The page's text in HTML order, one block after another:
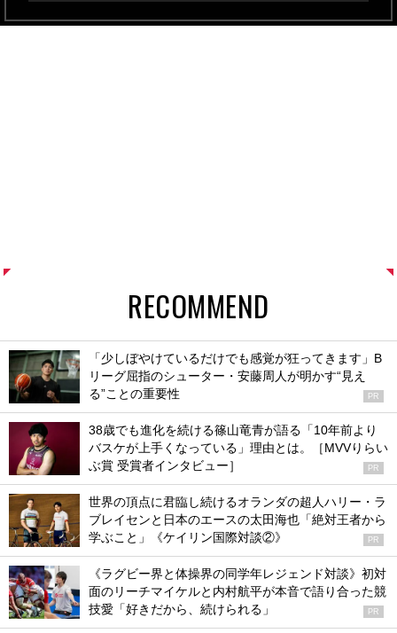
RECOMMEND
「少しぼやけているだけでも感覚が狂ってきます」B
リーグ屈指のシューター・安藤周人が明かす“見え
る”ことの重要性
PR
38歳でも進化を続ける篠山竜青が語る「10年前より
バスケが上手くなっている」理由とは。［MVVりらい
ぶ賞 受賞者インタビュー］
PR
世界の頂点に君臨し続けるオランダの超人ハリー・ラ
ブレイセンと日本のエースの太田海也「絶対王者から
学ぶこと」《ケイリン国際対談②》
PR
《ラグビー界と体操界の同学年レジェンド対談》初対
面のリーチマイケルと内村航平が本音で語り合った競
技愛「好きだから、続けられる」
PR